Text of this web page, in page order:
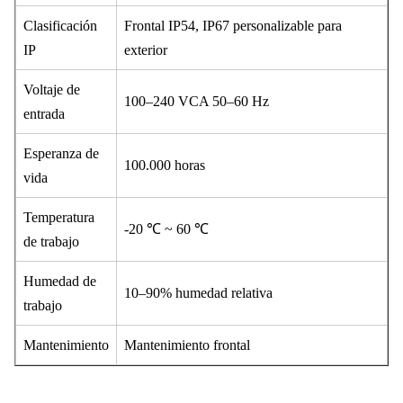
Clasificación
IP
Frontal IP54, IP67 personalizable para
exterior
Voltaje de
entrada
100–240 VCA 50–60 Hz
Esperanza de
vida
100.000 horas
Temperatura
de trabajo
-20 ℃ ~ 60 ℃
Humedad de
trabajo
10–90% humedad relativa
Mantenimiento Mantenimiento frontal